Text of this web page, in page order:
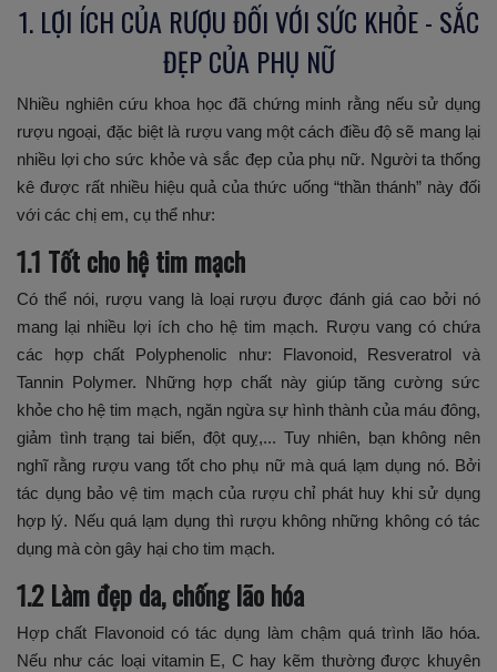
1. LỢI ÍCH CỦA RƯỢU ĐỐI VỚI SỨC KHỎE - SẮC
ĐẸP CỦA PHỤ NỮ
Nhiều nghiên cứu khoa học đã chứng minh rằng nếu sử dụng
rượu ngoại, đặc biệt là rượu vang một cách điều độ sẽ mang lại
nhiều lợi cho sức khỏe và sắc đẹp của phụ nữ. Người ta thống
kê được rất nhiều hiệu quả của thức uống “thần thánh” này đối
với các chị em, cụ thể như:
1.1 Tốt cho hệ tim mạch
Có thể nói, rượu vang là loại rượu được đánh giá cao bởi nó
mang lại nhiều lợi ích cho hệ tim mạch. Rượu vang có chứa
các hợp chất Polyphenolic như: Flavonoid, Resveratrol và
Tannin Polymer. Những hợp chất này giúp tăng cường sức
khỏe cho hệ tim mạch, ngăn ngừa sự hình thành của máu đông,
giảm tình trạng tai biến, đột quỵ,... Tuy nhiên, bạn không nên
nghĩ rằng rượu vang tốt cho phụ nữ mà quá lạm dụng nó. Bởi
tác dụng bảo vệ tim mạch của rượu chỉ phát huy khi sử dụng
hợp lý. Nếu quá lạm dụng thì rượu không những không có tác
dụng mà còn gây hại cho tim mạch.
1.2 Làm đẹp da, chống lão hóa
Hợp chất Flavonoid có tác dụng làm chậm quá trình lão hóa.
Nếu như các loại vitamin E, C hay kẽm thường được khuyên